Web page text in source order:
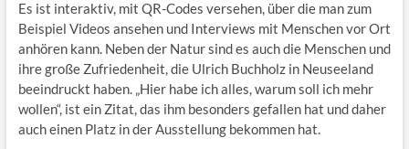
Es ist interaktiv, mit QR-Codes versehen, über die man zum
Beispiel Videos ansehen und Interviews mit Menschen vor Ort
anhören kann. Neben der Natur sind es auch die Menschen und
ihre große Zufriedenheit, die Ulrich Buchholz in Neuseeland
beeindruckt haben. „Hier habe ich alles, warum soll ich mehr
wollen“, ist ein Zitat, das ihm besonders gefallen hat und daher
auch einen Platz in der Ausstellung bekommen hat.